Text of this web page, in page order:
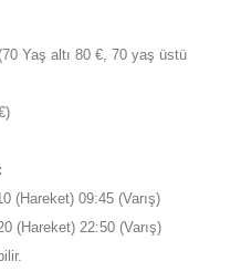
Yaş altı 80 €, 70 yaş üstü
(Hareket) 09:45 (Varış)
(Hareket) 22:50 (Varış)